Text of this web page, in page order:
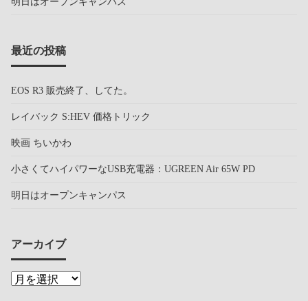
最近の投稿
EOS R3 販売終了、してた。
レイバック S:HEV 価格トリック
映画 ちいかわ
小さくてハイパワーなUSB充電器：UGREEN Air 65W PD
明日はオープンキャンパス
アーカイブ